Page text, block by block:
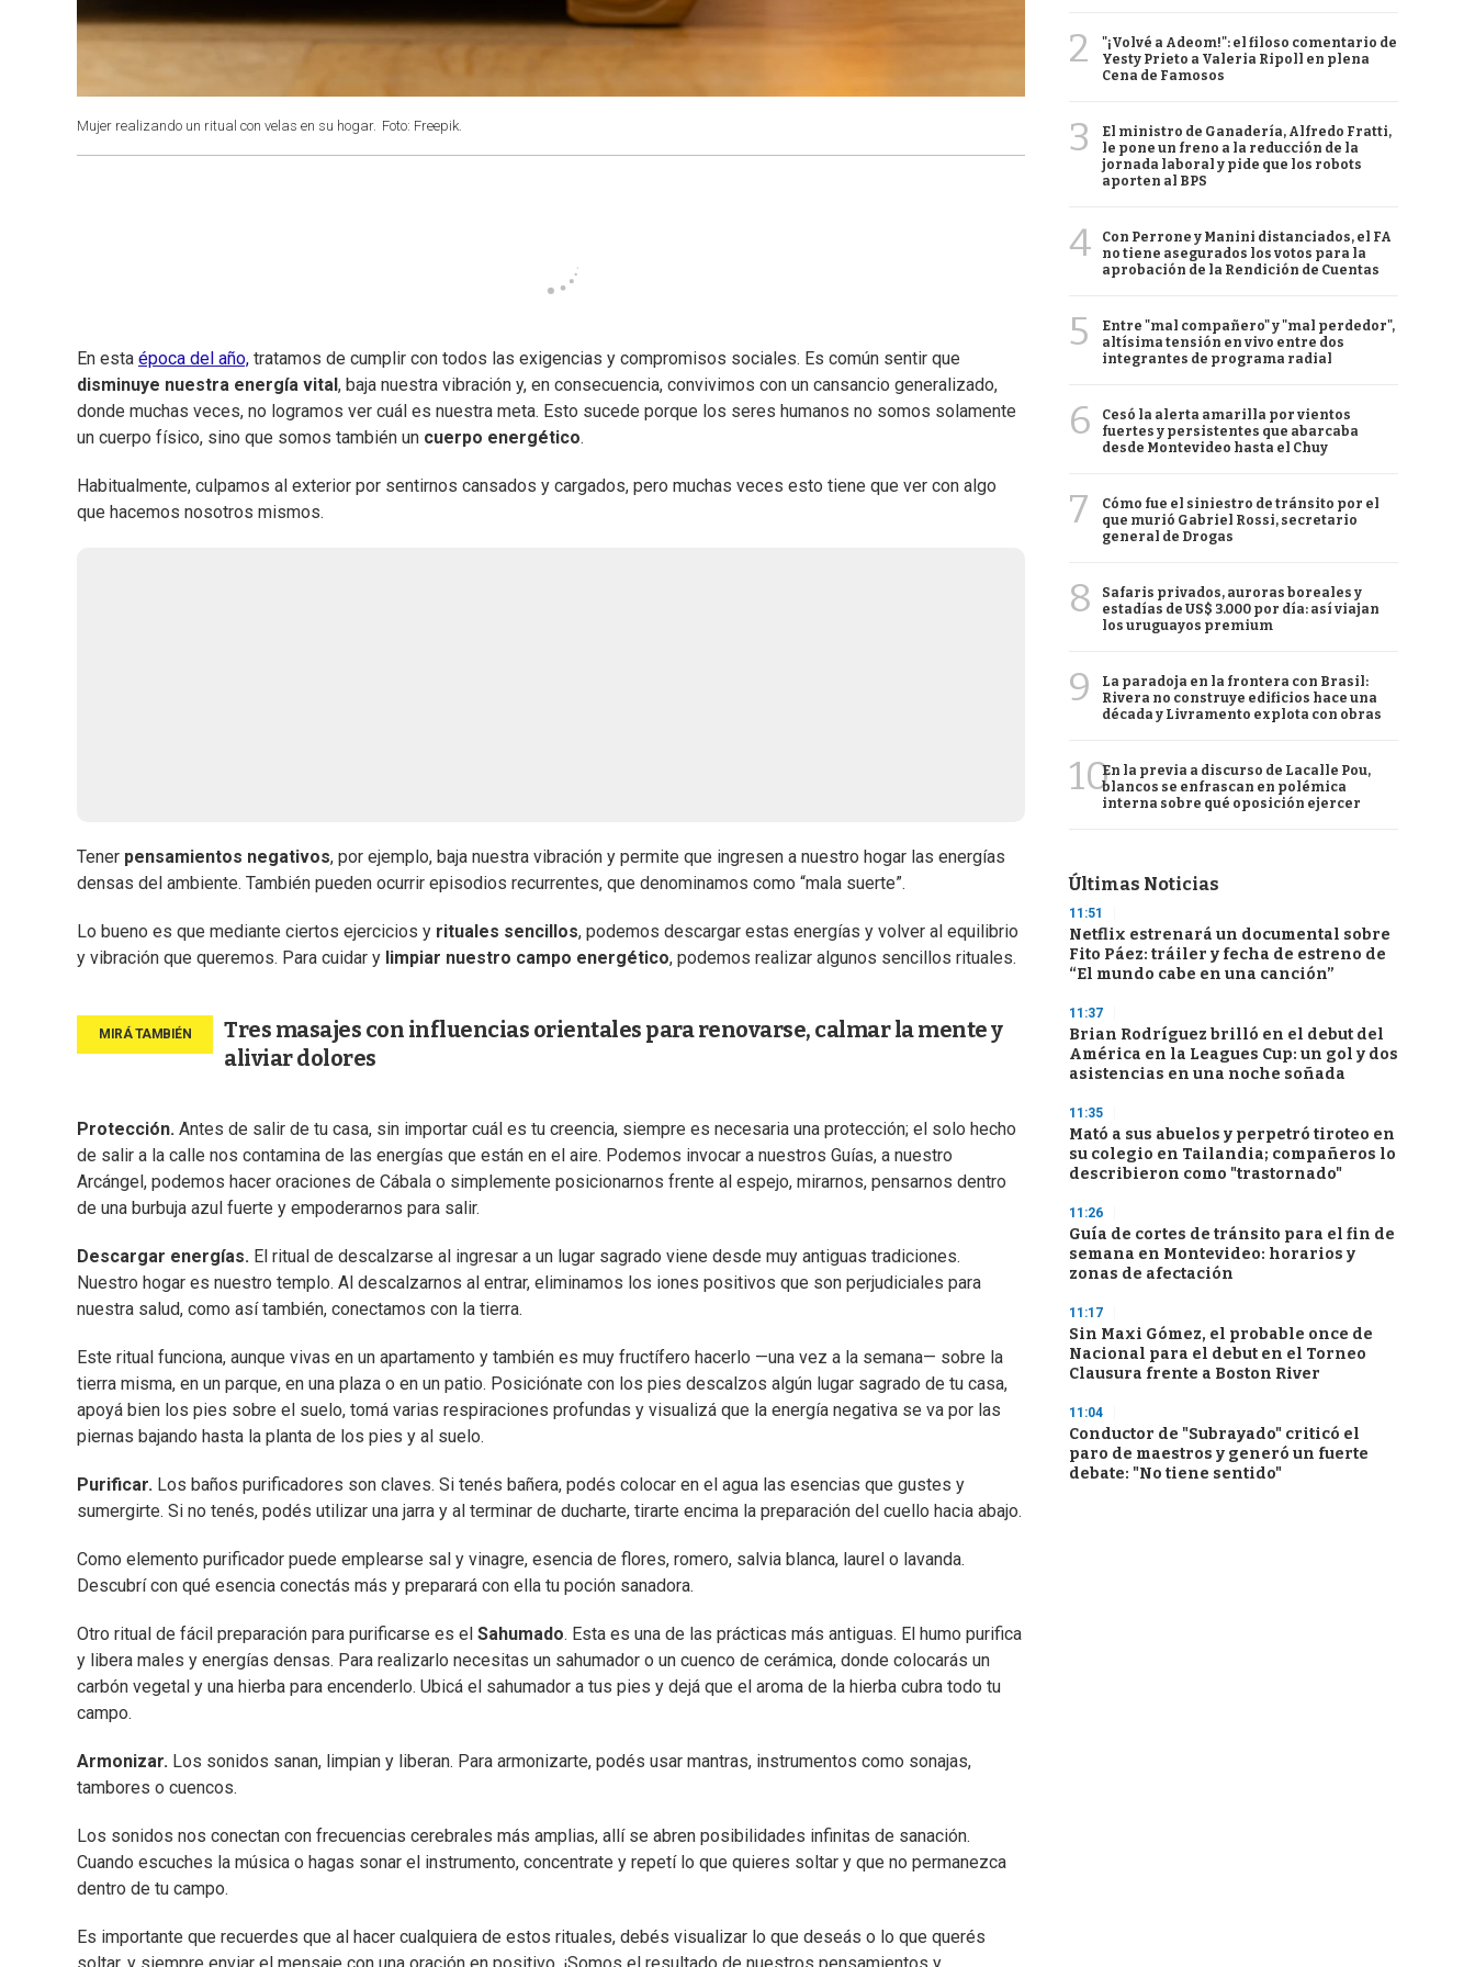
Mujer realizando un ritual con velas en su hogar. Foto: Freepik.
En esta época del año, tratamos de cumplir con todos las exigencias y compromisos sociales. Es común sentir que
disminuye nuestra energía vital , baja nuestra vibración y, en consecuencia, convivimos con un cansancio generalizado,
donde muchas veces, no logramos ver cuál es nuestra meta. Esto sucede porque los seres humanos no somos solamente
un cuerpo físico, sino que somos también un cuerpo energético.
Habitualmente, culpamos al exterior por sentirnos cansados y cargados, pero muchas veces esto tiene que ver con algo
que hacemos nosotros mismos.
Tener pensamientos negativos, por ejemplo, baja nuestra vibración y permite que ingresen a nuestro hogar las energías
densas del ambiente. También pueden ocurrir episodios recurrentes, que denominamos como “mala suerte”.
Lo bueno es que mediante ciertos ejercicios y rituales sencillos, podemos descargar estas energías y volver al equilibrio
y vibración que queremos. Para cuidar y limpiar nuestro campo energético, podemos realizar algunos sencillos rituales.
Tres masajes con influencias orientales para renovarse, calmar la mente y
aliviar dolores
Protección. Antes de salir de tu casa, sin importar cuál es tu creencia, siempre es necesaria una protección; el solo hecho
de salir a la calle nos contamina de las energías que están en el aire. Podemos invocar a nuestros Guías, a nuestro
Arcángel, podemos hacer oraciones de Cábala o simplemente posicionarnos frente al espejo, mirarnos, pensarnos dentro
de una burbuja azul fuerte y empoderarnos para salir.
Descargar energías. El ritual de descalzarse al ingresar a un lugar sagrado viene desde muy antiguas tradiciones.
Nuestro hogar es nuestro templo. Al descalzarnos al entrar, eliminamos los iones positivos que son perjudiciales para
nuestra salud, como así también, conectamos con la tierra.
Este ritual funciona, aunque vivas en un apartamento y también es muy fructífero hacerlo —una vez a la semana— sobre la
tierra misma, en un parque, en una plaza o en un patio. Posiciónate con los pies descalzos algún lugar sagrado de tu casa,
apoyá bien los pies sobre el suelo, tomá varias respiraciones profundas y visualizá que la energía negativa se va por las
piernas bajando hasta la planta de los pies y al suelo.
Purificar. Los baños purificadores son claves. Si tenés bañera, podés colocar en el agua las esencias que gustes y
sumergirte. Si no tenés, podés utilizar una jarra y al terminar de ducharte, tirarte encima la preparación del cuello hacia abajo.
Como elemento purificador puede emplearse sal y vinagre, esencia de flores, romero, salvia blanca, laurel o lavanda.
Descubrí con qué esencia conectás más y preparará con ella tu poción sanadora.
Otro ritual de fácil preparación para purificarse es el Sahumado. Esta es una de las prácticas más antiguas. El humo purifica
y libera males y energías densas. Para realizarlo necesitas un sahumador o un cuenco de cerámica, donde colocarás un
carbón vegetal y una hierba para encenderlo. Ubicá el sahumador a tus pies y dejá que el aroma de la hierba cubra todo tu
campo.
Armonizar. Los sonidos sanan, limpian y liberan. Para armonizarte, podés usar mantras, instrumentos como sonajas,
tambores o cuencos.
Los sonidos nos conectan con frecuencias cerebrales más amplias, allí se abren posibilidades infinitas de sanación.
Cuando escuches la música o hagas sonar el instrumento, concentrate y repetí lo que quieres soltar y que no permanezca
dentro de tu campo.
Es importante que recuerdes que al hacer cualquiera de estos rituales, debés visualizar lo que deseás o lo que querés
2
"¡Volvé a Adeom!": el filoso comentario de
Yesty Prieto a Valeria Ripoll en plena
Cena de Famosos
3
El ministro de Ganadería, Alfredo Fratti,
le pone un freno a la reducción de la
jornada laboral y pide que los robots
aporten al BPS
4
Con Perrone y Manini distanciados, el FA
no tiene asegurados los votos para la
aprobación de la Rendición de Cuentas
5
Entre "mal compañero" y "mal perdedor",
altísima tensión en vivo entre dos
integrantes de programa radial
6
Cesó la alerta amarilla por vientos
fuertes y persistentes que abarcaba
desde Montevideo hasta el Chuy
7
Cómo fue el siniestro de tránsito por el
que murió Gabriel Rossi, secretario
general de Drogas
8
Safaris privados, auroras boreales y
estadías de US$ 3.000 por día: así viajan
los uruguayos premium
9
La paradoja en la frontera con Brasil:
Rivera no construye edificios hace una
década y Livramento explota con obras
10En la previa a discurso de Lacalle Pou,
blancos se enfrascan en polémica
interna sobre qué oposición ejercer
Últimas Noticias
11:51
Netflix estrenará un documental sobre
Fito Páez: tráiler y fecha de estreno de
“El mundo cabe en una canción”
11:37
Brian Rodríguez brilló en el debut del
América en la Leagues Cup: un gol y dos
asistencias en una noche soñada
11:35
Mató a sus abuelos y perpetró tiroteo en
su colegio en Tailandia; compañeros lo
describieron como "trastornado"
11:26
Guía de cortes de tránsito para el fin de
semana en Montevideo: horarios y
zonas de afectación
11:17
Sin Maxi Gómez, el probable once de
Nacional para el debut en el Torneo
Clausura frente a Boston River
11:04
Conductor de "Subrayado" criticó el
paro de maestros y generó un fuerte
debate: "No tiene sentido"